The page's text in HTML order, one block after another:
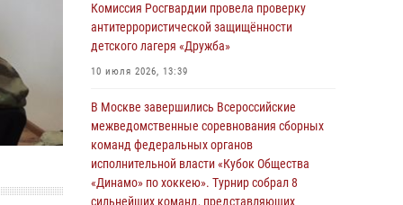
03 августа 2026, 14:10
Росгвардейцы принимают участие в
02 августа 2026, 13:28
За минувшие сутки Псковские росгвардейцы
выезжали два раза на улицу Труда
31 июля 2026, 13:53
Комиссия Росгвардии провела проверку
антитеррористической защищённости
детского лагеря «Дружба»
10 июля 2026, 13:39
В Москве завершились Всероссийские
межведомственные соревнования сборных
команд федеральных органов
исполнительной власти «Кубок Общества
«Динамо» по хоккею». Турнир собрал 8
сильнейших команд, представляющих